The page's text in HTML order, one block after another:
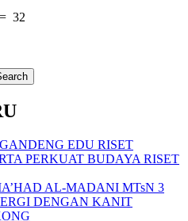
32
EDU RISET
PERKUAT BUDAYA RISET
AL-MADANI MTsN 3
DENGAN KANIT